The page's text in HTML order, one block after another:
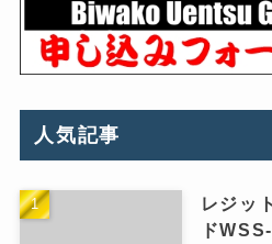
人気記事
レジッ
ド